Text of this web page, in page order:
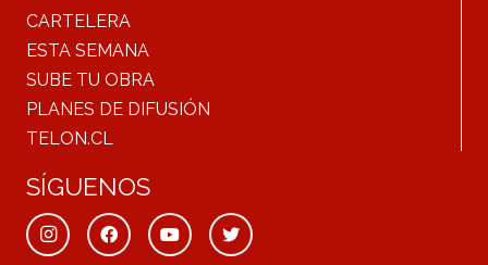
CARTELERA
ESTA SEMANA
SUBE TU OBRA
PLANES DE DIFUSIÓN
TELON.CL
SÍGUENOS